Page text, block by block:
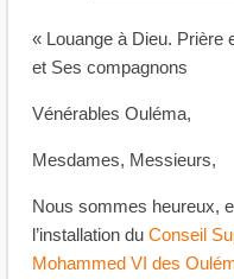
« Louange à Dieu. Prière
et Ses compagnons
Vénérables Ouléma,
Mesdames, Messieurs,
Nous sommes heureux,
l’installation duConseil
Mohammed VI des